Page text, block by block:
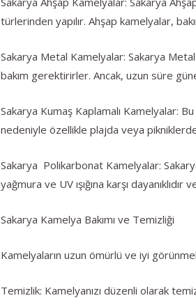
türlerinden yapılır. Ahşap kamelyalar,
Sakarya Metal Kamelyalar: Sakarya
bakım gerektirirler. Ancak, uzun süre
Sakarya Kumaş Kaplamalı Kamelyalar:
nedeniyle özellikle plajda veya
Sakarya Polikarbonat Kamelyalar:
yağmura ve UV ışığına karşı
Sakarya Kamelya Bakımı ve Temizliği
Kamelyaların uzun ömürlü ve iyi
Temizlik: Kamelyanızı düzenli olarak